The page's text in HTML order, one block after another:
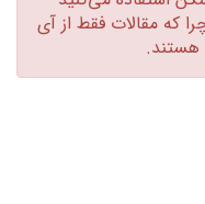
مقالات فقط از آی